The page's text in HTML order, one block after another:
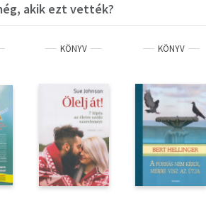
akik ezt vették?
KÖNYV KÖNYV